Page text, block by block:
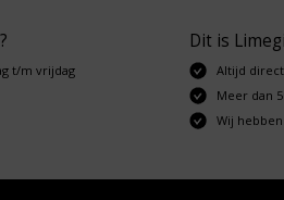
t/m vrijdag
Dit is
Altijd
Meer dan
Wij